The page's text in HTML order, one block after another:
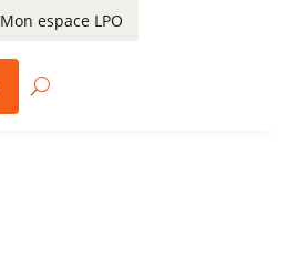
Mon espace LPO